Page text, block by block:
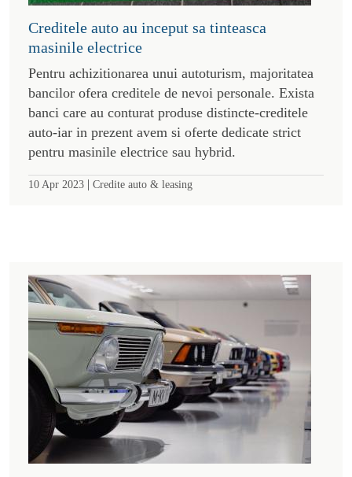
Creditele auto au inceput sa tinteasca
masinile electrice
Pentru achizitionarea unui autoturism, majoritatea
bancilor ofera creditele de nevoi personale. Exista
banci care au conturat produse distincte-creditele
auto-iar in prezent avem si oferte dedicate strict
pentru masinile electrice sau hybrid.
10 Apr 2023 | Credite auto & leasing